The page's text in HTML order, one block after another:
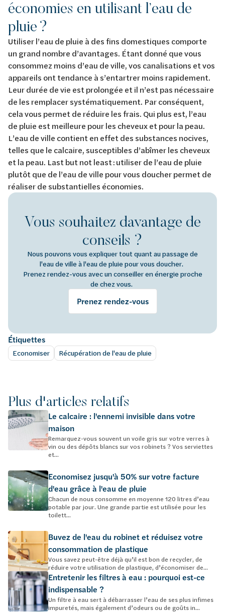
économies en utilisant l’eau de
pluie ?
Utiliser l’eau de pluie à des fins domestiques comporte
un grand nombre d’avantages. Étant donné que vous
consommez moins d’eau de ville, vos canalisations et vos
appareils ont tendance à s’entartrer moins rapidement.
Leur durée de vie est prolongée et il n’est pas nécessaire
de les remplacer systématiquement. Par conséquent,
cela vous permet de réduire les frais. Qui plus est, l’eau
de pluie est meilleure pour les cheveux et pour la peau.
L’eau de ville contient en effet des substances nocives,
telles que le calcaire, susceptibles d’abîmer les cheveux
et la peau. Last but not least : utiliser de l’eau de pluie
plutôt que de l’eau de ville pour vous doucher permet de
réaliser de substantielles économies.
Vous souhaitez davantage de
conseils ?
Nous pouvons vous expliquer tout quant au passage de
l'eau de ville à l'eau de pluie pour vous doucher.
Prenez rendez-vous avec un conseiller en énergie proche
de chez vous.
Prenez rendez-vous
Étiquettes
Economiser Récupération de l'eau de pluie
Plus d'articles relatifs
Le calcaire : l'ennemi invisible dans votre
maison
Remarquez-vous souvent un voile gris sur votre verres à
vin ou des dépôts blancs sur vos robinets ? Vos serviettes
et...
Economisez jusqu'à 50% sur votre facture
d'eau grâce à l'eau de pluie
Chacun de nous consomme en moyenne 120 litres d’eau
potable par jour. Une grande partie est utilisée pour les
toilett...
Buvez de l'eau du robinet et réduisez votre
consommation de plastique
Vous savez peut-être déjà qu’il est bon de recycler, de
réduire votre utilisation de plastique, d’économiser de...
Entretenir les filtres à eau : pourquoi est-ce
indispensable ?
Un filtre à eau sert à débarrasser l’eau de ses plus infimes
impuretés, mais également d’odeurs ou de goûts in...